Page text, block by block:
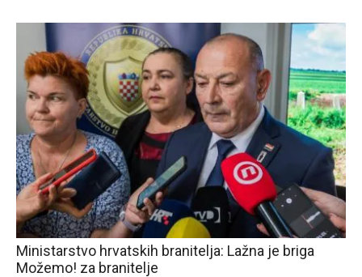
Ministarstvo hrvatskih branitelja: Lažna je briga
Možemo! za branitelje